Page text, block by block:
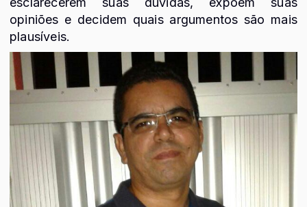
opiniões e decidem quais argumentos são mais
plausíveis.